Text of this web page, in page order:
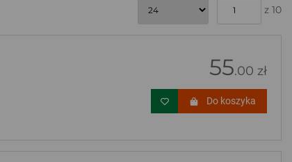
z 10
55.00 zł
Do koszyka